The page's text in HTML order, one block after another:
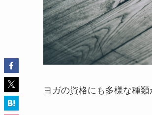
ヨガの資格にも多様な種類